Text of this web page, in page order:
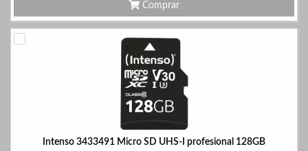
Comprar
Intenso 3433491 Micro SD UHS-I profesional 128GB